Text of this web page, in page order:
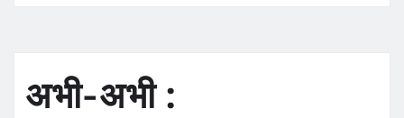
अभी-अभी :